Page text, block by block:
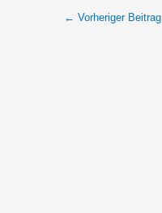
← Vorheriger Beitrag